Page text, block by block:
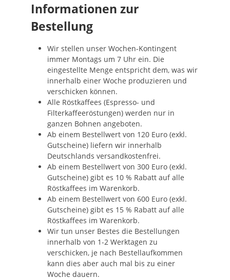
Informationen zur
Bestellung
Wir stellen unser Wochen-Kontingent
immer Montags um 7 Uhr ein. Die
eingestellte Menge entspricht dem, was wir
innerhalb einer Woche produzieren und
verschicken können.
Alle Röstkaffees (Espresso- und
Filterkaffeeröstungen) werden nur in
ganzen Bohnen angeboten.
Ab einem Bestellwert von 120 Euro (exkl.
Gutscheine) liefern wir innerhalb
Deutschlands versandkostenfrei.
Ab einem Bestellwert von 300 Euro (exkl.
Gutscheine) gibt es 10 % Rabatt auf alle
Röstkaffees im Warenkorb.
Ab einem Bestellwert von 600 Euro (exkl.
Gutscheine) gibt es 15 % Rabatt auf alle
Röstkaffees im Warenkorb.
Wir tun unser Bestes die Bestellungen
innerhalb von 1-2 Werktagen zu
verschicken, je nach Bestellaufkommen
kann dies aber auch mal bis zu einer
Woche dauern.